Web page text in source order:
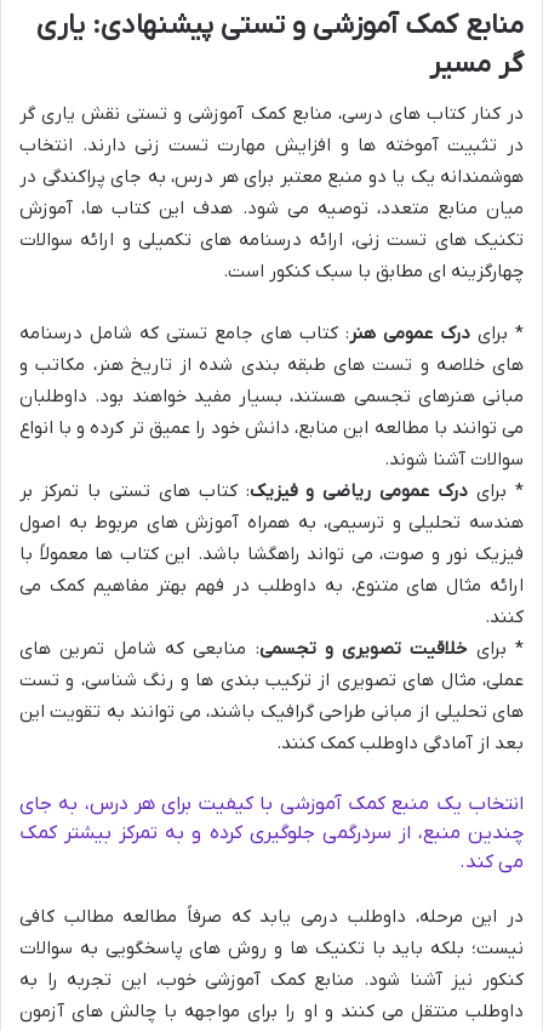
منابع کمک آموزشی و تستی پیشنهادی: یاری
گر مسیر
در کنار کتاب های درسی، منابع کمک آموزشی و تستی نقش یاری گر
در تثبیت آموخته ها و افزایش مهارت تست زنی دارند. انتخاب
هوشمندانه یک یا دو منبع معتبر برای هر درس، به جای پراکندگی در
میان منابع متعدد، توصیه می شود. هدف این کتاب ها، آموزش
تکنیک های تست زنی، ارائه درسنامه های تکمیلی و ارائه سوالات
چهارگزینه ای مطابق با سبک کنکور است.
* برای درک عمومی هنر : کتاب های جامع تستی که شامل درسنامه
های خلاصه و تست های طبقه بندی شده از تاریخ هنر، مکاتب و
مبانی هنرهای تجسمی هستند، بسیار مفید خواهند بود. داوطلبان
می توانند با مطالعه این منابع، دانش خود را عمیق تر کرده و با انواع
سوالات آشنا شوند.
* برای درک عمومی ریاضی و فیزیک: کتاب های تستی با تمرکز بر
هندسه تحلیلی و ترسیمی، به همراه آموزش های مربوط به اصول
فیزیک نور و صوت، می تواند راهگشا باشد. این کتاب ها معمولاً با
ارائه مثال های متنوع، به داوطلب در فهم بهتر مفاهیم کمک می
کنند.
* برای خلاقیت تصویری و تجسمی: منابعی که شامل تمرین های
عملی، مثال های تصویری از ترکیب بندی ها و رنگ شناسی، و تست
های تحلیلی از مبانی طراحی گرافیک باشند، می توانند به تقویت این
بعد از آمادگی داوطلب کمک کنند.
انتخاب یک منبع کمک آموزشی با کیفیت برای هر درس، به جای
چندین منبع، از سردرگمی جلوگیری کرده و به تمرکز بیشتر کمک
می کند.
در این مرحله، داوطلب درمی یابد که صرفاً مطالعه مطالب کافی
نیست؛ بلکه باید با تکنیک ها و روش های پاسخگویی به سوالات
کنکور نیز آشنا شود. منابع کمک آموزشی خوب، این تجربه را به
داوطلب منتقل می کنند و او را برای مواجهه با چالش های آزمون